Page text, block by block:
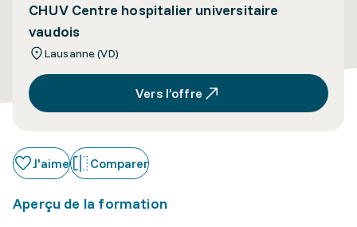
CHUV Centre hospitalier universitaire
vaudois
Lausanne (VD)
Vers l’offre
J'aime Comparer
Aperçu de la formation